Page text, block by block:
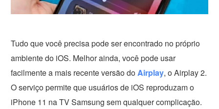
Tudo que você precisa pode ser encontrado no próprio
ambiente do iOS. Melhor ainda, você pode usar
facilmente a mais recente versão doAirplay, o Airplay 2.
O serviço permite que usuários de iOS reproduzam o
iPhone 11 na TV Samsung sem qualquer complicação.